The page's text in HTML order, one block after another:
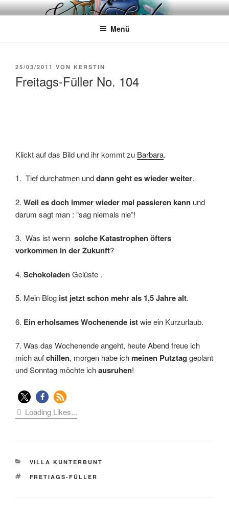
Zum
InhaltWÖRTERKATZE
Von Büchern erzählen
Menü
VERÖFFENTLICHT
25/03/2011 VON KERSTIN
Freitags-Füller No. 104
Klickt auf das Bild und ihr kommt zu Barbara.
1. Tief durchatmen unddann geht es wieder weiter.
2. Weil es doch immer wieder mal passieren kann und
darum sagt man : “sag niemals nie”!
3. Was ist wenn solche Katastrophen öfters
vorkommen in der Zukunft?
4. SchokoladenGelüste .
5. Mein Blog ist jetzt schon mehr als 1,5 Jahre alt.
6. Ein erholsames Wochenende istwie ein Kurzurlaub.
7. Was das Wochenende angeht, heute Abend freue ich
mich aufchillen, morgen habe ich meinen Putztag geplant
und Sonntag möchte ichausruhen!
Loading Likes...
KATEGORIEN
VILLA KUNTERBUNT
SCHLAGWÖRTER
FRETIAGS-FÜLLER